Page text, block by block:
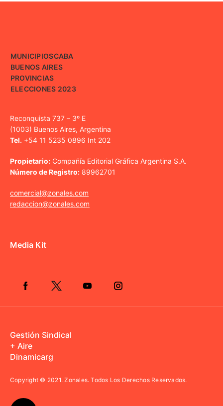
MUNICIPIOSCABA
BUENOS AIRES
PROVINCIAS
ELECCIONES 2023
Reconquista 737 – 3º E
(1003) Buenos Aires, Argentina
Tel. +54 11 5235 0896 Int 202
Propietario: Compañía Editorial Gráfica Argentina S.A.
Número de Registro: 89962701
comercial@zonales.com
redaccion@zonales.com
Media Kit
Gestión Sindical
+ Aire
Dinamicarg
Copyright © 2021.Zonales. Todos Los Derechos Reservados.